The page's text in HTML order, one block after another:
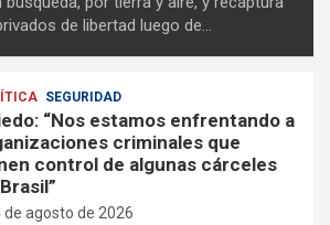
de libertad luego de…
SEGURIDAD
“Nos estamos enfrentando a
criminales que
control de algunas cárceles
de agosto de 2026